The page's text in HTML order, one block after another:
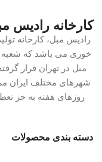
کارخانه رادیس
رادیس مبل، کارخانه
خوری می باشد که شعبه
مبل در تهران قرار
شهرهای مختلف ایران
روزهای هفته به جز
دسته بندی محصولات